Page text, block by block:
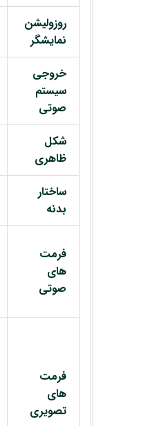
روزولیشن
نمایشگر
خروجی
سیستم
صوتی
شکل
ظاهری
ساختار
بدنه
فرمت
های
صوتی
فرمت
های
تصویری